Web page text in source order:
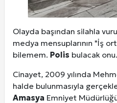
Olayda başından silahla
medya mensuplarının "İş
bilemem. Polis bulacak
Cinayet, 2009 yılında
halde bulunmasıyla
Amasya Emniyet
Telefonlar Tarih Mi Oluyor:
Diyarbakır Haber ve Son